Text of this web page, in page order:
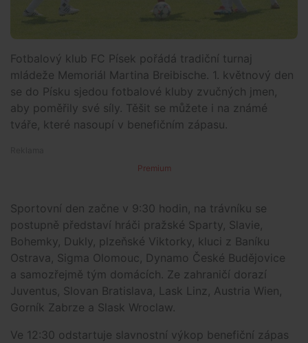
Fotbalový klub FC Písek pořádá tradiční turnaj
mládeže Memoriál Martina Breibische. 1. květnový den
se do Písku sjedou fotbalové kluby zvučných jmen,
aby poměřily své síly. Těšit se můžete i na známé
tváře, které nasoupí v benefičním zápasu.
Premium
Sportovní den začne v 9:30 hodin, na trávníku se
postupně představí hráči pražské Sparty, Slavie,
Bohemky, Dukly, plzeňské Viktorky, kluci z Baníku
Ostrava, Sigma Olomouc, Dynamo České Budějovice
a samozřejmě tým domácích. Ze zahraničí dorazí
Juventus, Slovan Bratislava, Lask Linz, Austria Wien,
Gorník Zabrze a Slask Wroclaw.
Ve 12:30 odstartuje slavnostní výkop benefiční zápas